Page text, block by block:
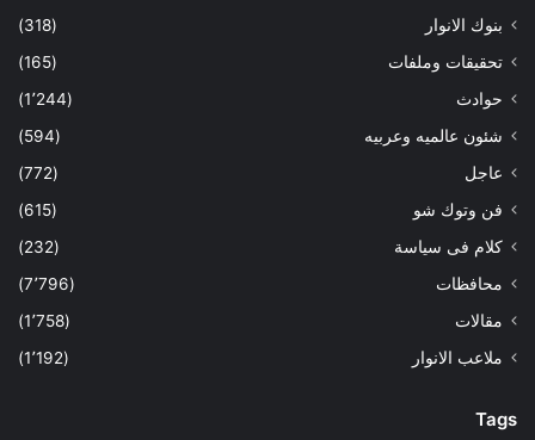
بنوك الانوار
(318)
تحقيقات وملفات
(165)
حوادث
(1٬244)
شئون عالميه وعربيه
(594)
عاجل
(772)
فن وتوك شو
(615)
كلام فى سياسة
(232)
محافظات
(7٬796)
مقالات
(1٬758)
ملاعب الانوار
(1٬192)
Tags